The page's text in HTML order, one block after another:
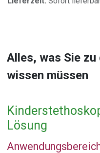
Alles, was Sie
wissen müssen
Lösung